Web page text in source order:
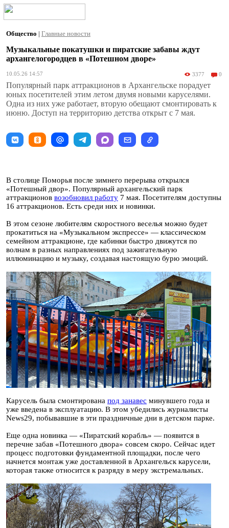
Общество | Главные новости
Музыкальные покатушки и пиратские забавы ждут
архангелогородцев в «Потешном дворе»
10.05.26 14:57 3377 0
Популярный парк аттракционов в Архангельске порадует
юных посетителей этим летом двумя новыми каруселями.
Одна из них уже работает, вторую обещают смонтировать к
июню. Доступ на территорию детства открыт с 7 мая.
В столице Поморья после зимнего перерыва открылся
«Потешный двор». Популярный архангельский парк
аттракционов возобновил работу 7 мая. Посетителям доступны
16 аттракционов. Есть среди них и новинки.
В этом сезоне любителям скоростного веселья можно будет
прокатиться на «Музыкальном экспрессе» — классическом
семейном аттракционе, где кабинки быстро движутся по
волнам в разных направлениях под зажигательную
иллюминацию и музыку, создавая настоящую бурю эмоций.
Карусель была смонтирована под занавес минувшего года и
уже введена в эксплуатацию. В этом убедились журналисты
News29, побывавшие в эти праздничные дни в детском парке.
Еще одна новинка — «Пиратский корабль» — появится в
перечне забав «Потешного двора» совсем скоро. Сейчас идет
процесс подготовки фундаментной площадки, после чего
начнется монтаж уже доставленной в Архангельск карусели,
которая также относится к разряду в меру экстремальных.